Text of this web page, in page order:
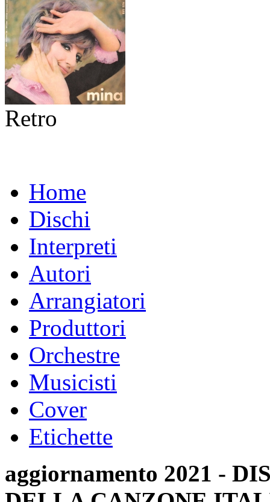
Retro
Home
Dischi
Interpreti
Autori
Arrangiatori
Produttori
Orchestre
Musicisti
Cover
Etichette
aggiornamento 2021 -